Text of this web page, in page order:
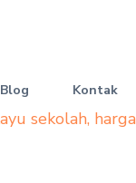
Blog Kontak
sekolah,